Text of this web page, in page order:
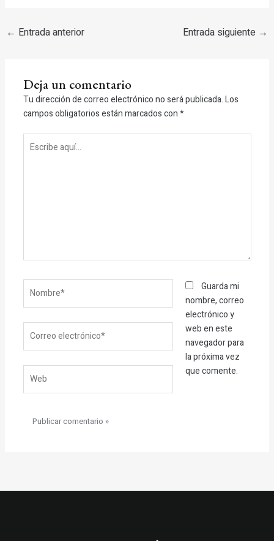
← Entrada anterior Entrada siguiente →
Deja un comentario
Tu dirección de correo electrónico no será publicada.Los
campos obligatorios están marcados con*
aquí...
electrónico*
Guarda mi
nombre, correo
electrónico y
web en este
navegador para
la próxima vez
que comente.